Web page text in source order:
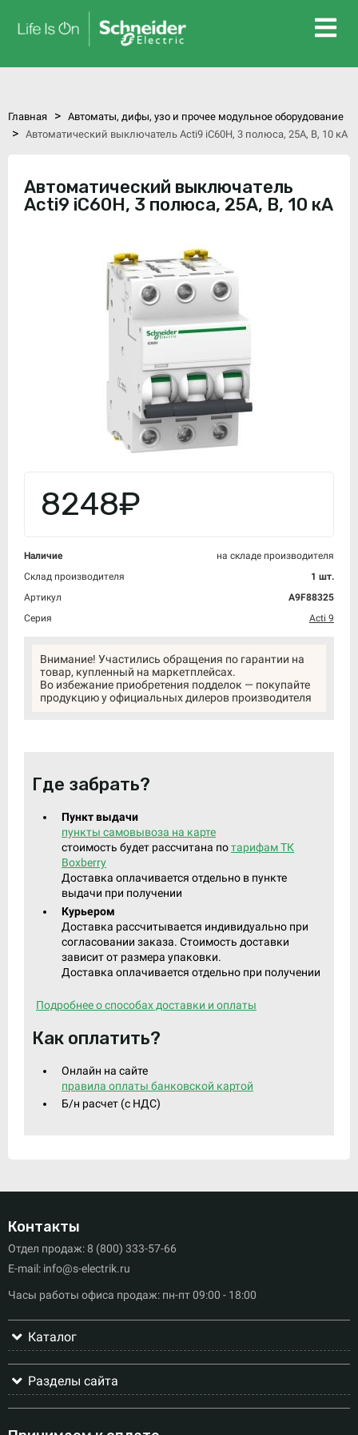
Главная > Автоматы, дифы, узо и прочее модульное оборудование
> Автоматический выключатель Acti9 iC60H, 3 полюса, 25А, В, 10 кА
Автоматический выключатель
Acti9 iC60H, 3 полюса, 25А, В, 10 кА
8248₽
Наличие
на складе производителя
Склад производителя
1 шт.
Артикул
A9F88325
Серия
Acti 9
Внимание! Участились обращения по гарантии на
товар, купленный на маркетплейсах.
Во избежание приобретения подделок — покупайте
продукцию у официальных дилеров производителя
Где забрать?
Пункт выдачи
пункты самовывоза на карте
стоимость будет рассчитана потарифам ТК
Boxberry
Доставка оплачивается отдельно в пункте
выдачи при получении
Курьером
Доставка рассчитывается индивидуально при
согласовании заказа. Стоимость доставки
зависит от размера упаковки.
Доставка оплачивается отдельно при получении
Подробнее о способах доставки и оплаты
Как оплатить?
Онлайн на сайте
правила оплаты банковской картой
Б/н расчет (c НДС)
Контакты
Отдел продаж: 8 (800) 333-57-66
E-mail: info@s-electrik.ru
Часы работы офиса продаж: пн-пт 09:00 - 18:00
Каталог
Разделы сайта